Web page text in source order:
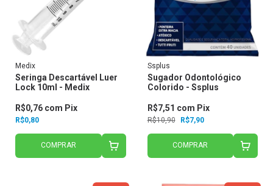
Medix
Seringa Descartável Luer
Lock 10ml - Medix
R$0,80
R$0,76 com Pix
COMPRAR
Ssplus
Sugador Odontológico
Colorido - Ssplus
R$10,90 R$7,90
R$7,51 com Pix
COMPRAR